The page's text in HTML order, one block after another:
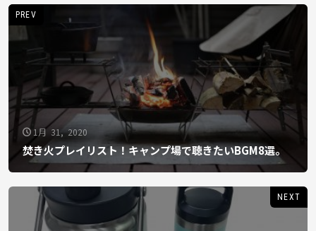
PREV
1月 31, 2020
焚き火プレイリスト！キャンプ場で聴きたいBGM8選。
NEXT